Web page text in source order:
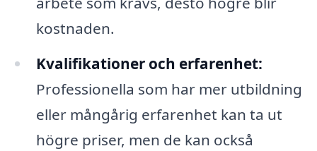
kostnaden.
Kvalifikationer och erfarenhet:
Professionella som har mer utbildning
eller mångårig erfarenhet kan ta ut
högre priser, men de kan också